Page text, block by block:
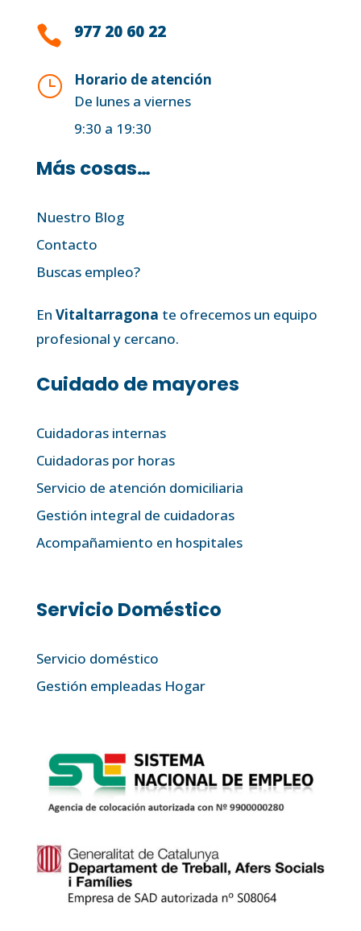
 977 20 60 22
}
Horario de atención
De lunes a viernes
9:30 a 19:30
Más cosas…
Nuestro Blog
Contacto
Buscas empleo?
En Vitaltarragona te ofrecemos un equipo
profesional y cercano.
Cuidado de mayores
Cuidadoras internas
Cuidadoras por horas
Servicio de atención domiciliaria
Gestión integral de cuidadoras
Acompañamiento en hospitales
Servicio Doméstico
Servicio doméstico
Gestión empleadas Hogar